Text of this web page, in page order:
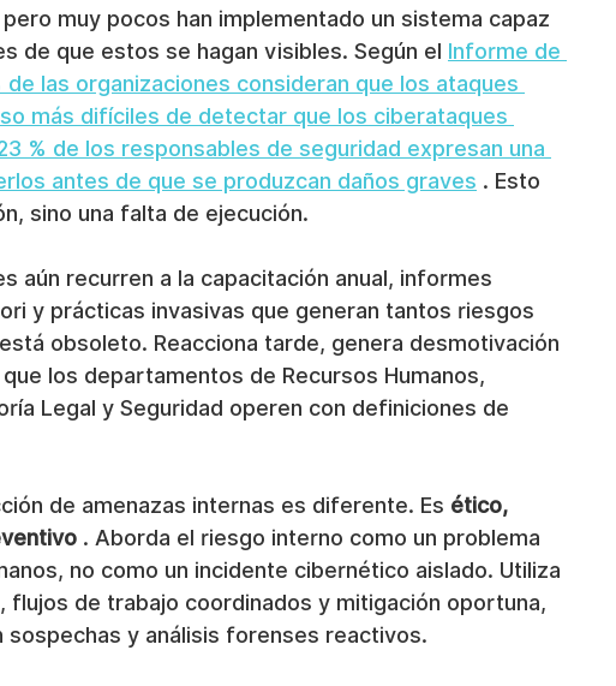
muy pocos han implementado un sistema capaz
de que estos se hagan visibles. Según el Informe de
las organizaciones consideran que los ataques
más difíciles de detectar que los ciberataques
% de los responsables de seguridad expresan una
antes de que se produzcan daños graves . Esto
sino una falta de ejecución.
aún recurren a la capacitación anual, informes
y prácticas invasivas que generan tantos riesgos
obsoleto. Reacciona tarde, genera desmotivación
los departamentos de Recursos Humanos,
Legal y Seguridad operen con definiciones de
de amenazas internas es diferente. Es ético,
. Aborda el riesgo interno como un problema
no como un incidente cibernético aislado. Utiliza
de trabajo coordinados y mitigación oportuna,
sospechas y análisis forenses reactivos.